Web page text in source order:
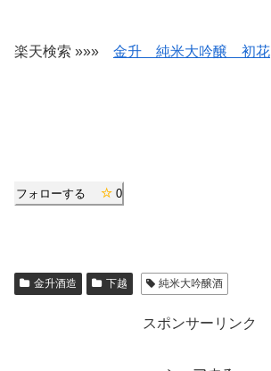
楽天検索 »»» 金升 純米大吟醸 初花
フォローする 0
金升酒造 下越 純米大吟醸酒
スポンサーリンク